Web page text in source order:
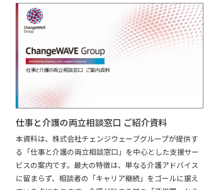
仕事と介護の両⽴相談窓⼝ ご紹介資料
本資料は、株式会社チェンジウェーブグループが提供す
る「仕事と介護の両立相談窓口」を中心とした支援サー
ビスの案内です。最大の特徴は、単なる介護アドバイス
に留まらず、相談者の「キャリア継続」をゴールに据え